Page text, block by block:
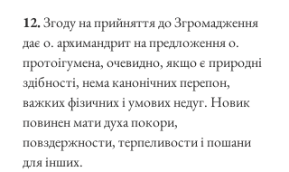
12.Згоду на прийняття до Згромадження
дає о. архимандрит на предложення о.
протоігумена, очевидно, якщо є природні
здібності, нема канонічних перепон,
важких фізичних і умових недуг. Новик
повинен мати духа покори,
повздержности, терпеливости і пошани
для інших.